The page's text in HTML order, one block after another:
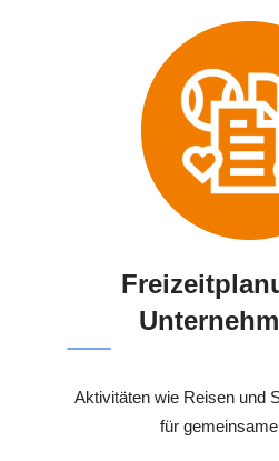
Aktivitäten wie Reisen und
für